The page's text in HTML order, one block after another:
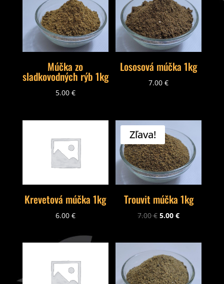
Múčka zo
sladkovodných rýb 1kg
5.00 €
Lososová múčka 1kg
7.00€
Krevetová múčka 1kg
6.00 €
Zľava!
Trouvit múčka 1kg
7.00€ 5.00€